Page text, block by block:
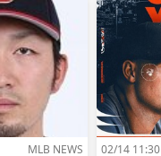
MLB NEWS 02/14 11:30